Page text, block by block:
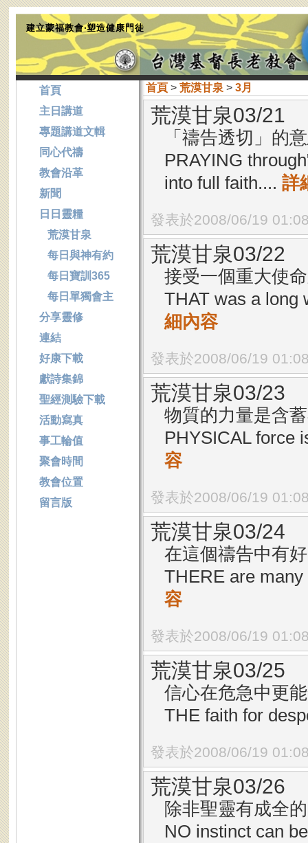
建立蒙福教會‧塑造健康門徒
首頁> 荒漠甘泉 > 3月
荒漠甘泉03/21
「禱告透切」的
PRAYING
into full faith.... 詳
發表於2008/06/19
荒漠甘泉03/22
接受一個重大使
THAT was a long
細內容
發表於2008/06/19
荒漠甘泉03/23
物質的力量是含
PHYSICAL force
容
發表於2008/06/19
荒漠甘泉03/24
在這個禱告中有
THERE are
容
發表於2008/06/19
荒漠甘泉03/25
信心在危急中更
THE faith for
發表於2008/06/19
荒漠甘泉03/26
除非聖靈有成全
NO instinct can
首頁
主日講道
專題講道文輯
同心代禱
教會沿革
新聞
日日靈糧
荒漠甘泉
每日與神有約
每日寶訓365
每日單獨會主
分享靈修
連結
好康下載
獻詩集錦
聖經測驗下載
活動寫真
事工輪值
聚會時間
教會位置
留言版